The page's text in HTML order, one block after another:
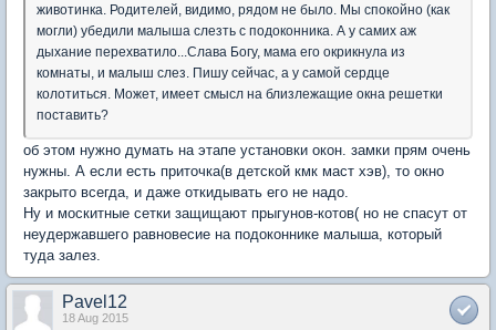
животинка. Родителей, видимо, рядом не было. Мы спокойно (как
могли) убедили малыша слезть с подоконника. А у самих аж
дыхание перехватило...Слава Богу, мама его окрикнула из
комнаты, и малыш слез. Пишу сейчас, а у самой сердце
колотиться. Может, имеет смысл на близлежащие окна решетки
поставить?
об этом нужно думать на этапе установки окон. замки прям очень
нужны. А если есть приточка(в детской кмк маст хэв), то окно
закрыто всегда, и даже откидывать его не надо.
Ну и москитные сетки защищают прыгунов-котов( но не спасут от
неудержавшего равновесие на подоконнике малыша, который
туда залез.
Pavel12
18 Aug 2015